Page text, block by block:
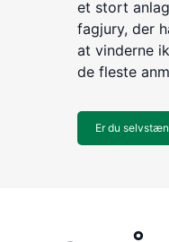
et stort
fagjury, der
at vinderne
de fleste
Er du